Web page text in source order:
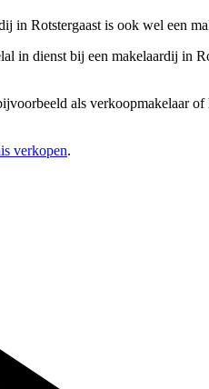
in Rotstergaast is ook wel een
in dienst bij een makelaardij in
als verkoopmakelaar of
verkopen.